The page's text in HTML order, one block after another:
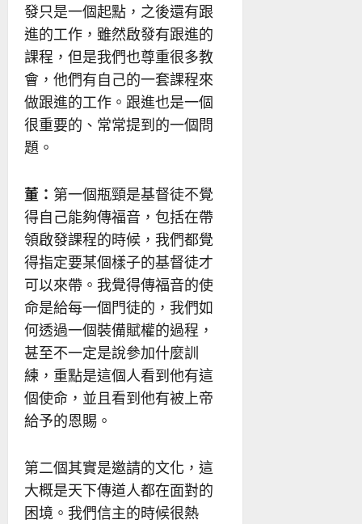
發只是一個起點，之後還有跟
進的工作，雖然啟發有跟進的
課程，但是我們也尊重很多教
會，他們有自己的一套課程來
做跟進的工作。跟進也是一個
很重要的、常常提到的一個問
題。
董： 第一個瓶頸是基督徒不覺
得自己能夠傳福音，包括在帶
領啟發課程的時候，我們都覺
得指定要某個樣子的基督徒才
可以來帶。我覺得傳福音的使
命是給每一個門徒的，我們如
何透過一個裝備賦權的過程，
甚至不一定是說參加什麼訓
練，重點是這個人看到他有這
個使命，並且看到他有被上帝
給予的恩賜。
第二個其實是邀請的文化，這
大概是天下傳道人都在面對的
困境。我們信主的時候很熱